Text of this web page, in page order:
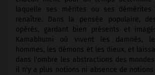
laquelle ses mérites ou ses
renaître. Dans la pensée populaire,
opérés, gardant bien présents et
Kamabhumi où vivent les damnés,
hommes, les démons et les dieux, et
dans l'ombre les abstractions des
il n'y a plus notions ni absence de notions